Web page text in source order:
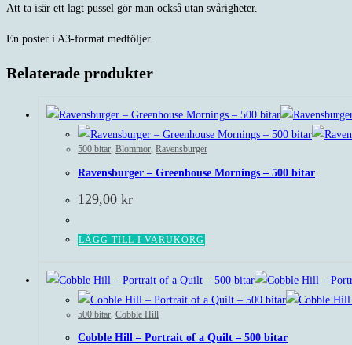
Att ta isär ett lagt pussel gör man också utan svårigheter.
En poster i A3-format medföljer.
Relaterade produkter
500 bitar, Blommor, Ravensburger
Ravensburger – Greenhouse Mornings – 500 bitar
129,00 kr
LÄGG TILL I VARUKORG
500 bitar Cobble Hill
Cobble Hill – Portrait of a Quilt – 500 bitar